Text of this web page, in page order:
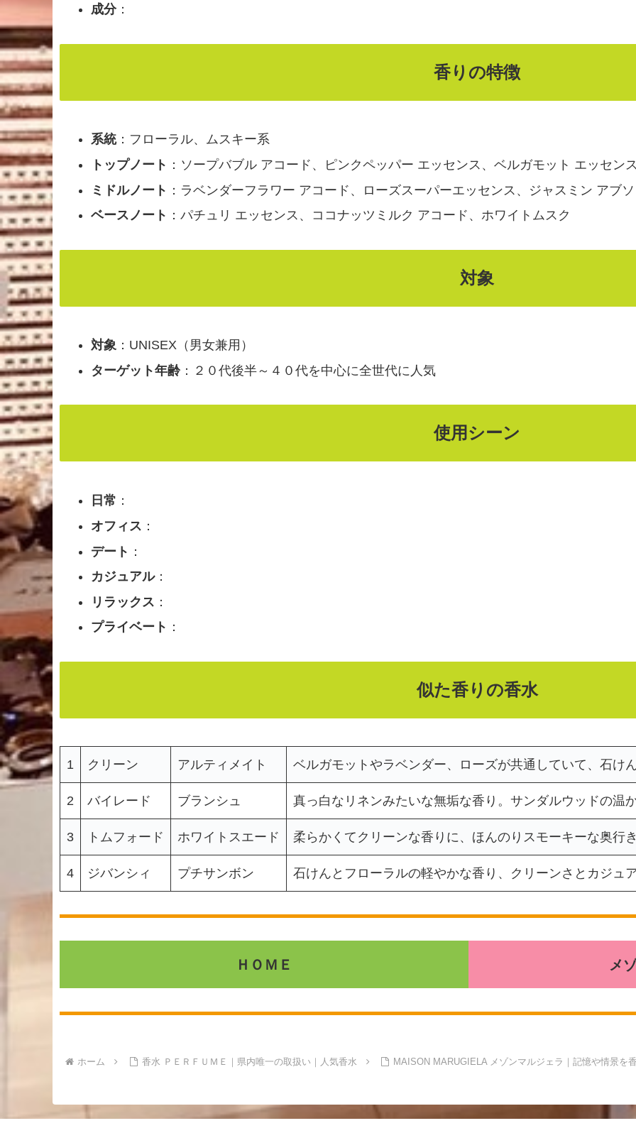
成分：
香りの特徴
系統：フローラル、ムスキー系
トップノート ：ソープバブル アコード、ピンクペッパー エッセンス、ベルガモット エッセン
ミドルノート ：ラベンダーフラワー アコード、ローズスーパーエッセンス、ジャスミン アブ
ベースノート ：パチュリ エッセンス、ココナッツミルク アコード、ホワイトムスク
対象
対象：UNISEX（男女兼用）
ターゲット年齢：２０代後半～４０代を中心に全世代に人気
使用シーン
日常 ：
オフィス ：
デート ：
カジュアル：
リラックス ：
プライベート ：
似た香りの香水
1 クリーン アルティメイト ベルガモットやラベンダー、ローズが共通していて、石け
2 バイレード ブランシュ 真っ白なリネンみたいな無垢な香り。サンダルウッドの温
3 トムフォード ホワイトスエード 柔らかくてクリーンな香りに、ほんのりスモーキーな奥行
4 ジバンシィ プチサンボン 石けんとフローラルの軽やかな香り、クリーンさとカジュ
ＨＯＭＥ メ
ホーム 香水 ＰＥＲＦＵＭＥ｜県内唯一の取扱い｜人気香水 MAISON MARUGIELA メゾンマルジェラ｜記憶や情景を